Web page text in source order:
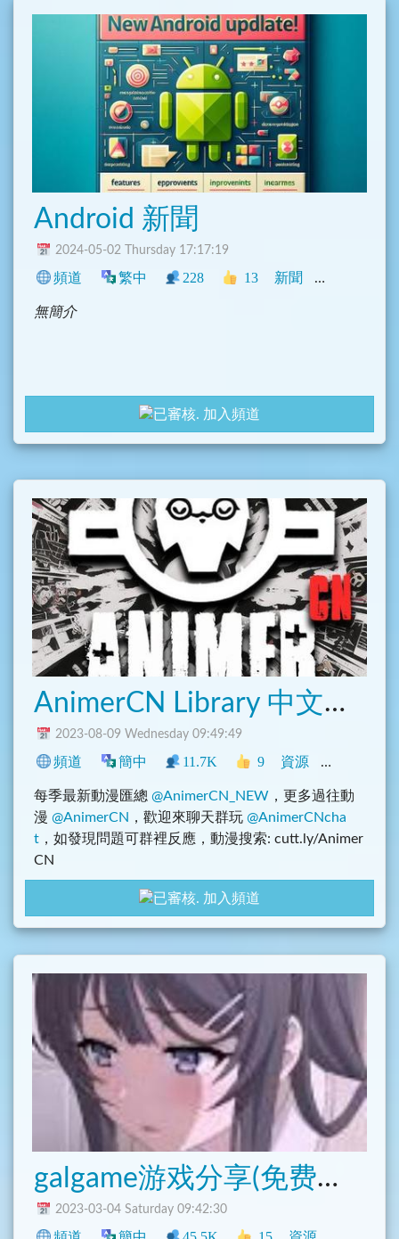
Android 新聞
2024-05-02 Thursday 17:17:19
頻道 繁中 228 13 新聞 中文圈
無簡介
加入頻道
AnimerCN Library 中文動漫库
2023-08-09 Wednesday 09:49:49
頻道 簡中 11.7K 9 資源 中文圈
每季最新動漫匯總 @AnimerCN_NEW ，更多過往動
漫 @AnimerCN ，歡迎來聊天群玩 @AnimerCNcha
t ，如發現問題可群裡反應，動漫搜索: cutt.ly/Animer
CN
加入頻道
galgame游戏分享(免费黄油)
2023-03-04 Saturday 09:42:30